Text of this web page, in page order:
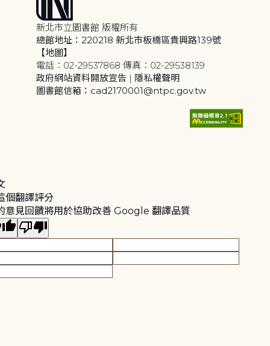
新北市立圖書館 版權所有
總館地址：220218 新北市板橋區貴興路139號
【地圖】
電話：02-29537868 傳真：02-29538139
政府網站資料開放宣告 | 隱私權聲明
圖書館信箱：cad2170001@ntpc.gov.tw
個翻譯評分
意見回饋將用於協助改善 Google 翻譯品質